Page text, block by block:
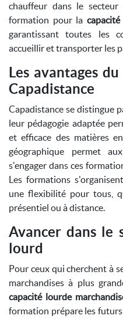
chauffeur dans le
formation pour la
garantissant toutes les
accueillir et transporter les
Les avantages
Capadistance
Capadistance se distingue
leur pédagogie adaptée
et efficace des matières
géographique permet
s'engager dans ces
Les formations
une flexibilité pour tous,
présentiel ou à distance.
Avancer dans le
lourd
Pour ceux qui cherchent à
marchandises à plus
capacité lourde
formation prépare les